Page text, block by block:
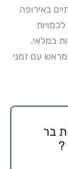
באירופה
במלאי.
עם זמני
בר
?